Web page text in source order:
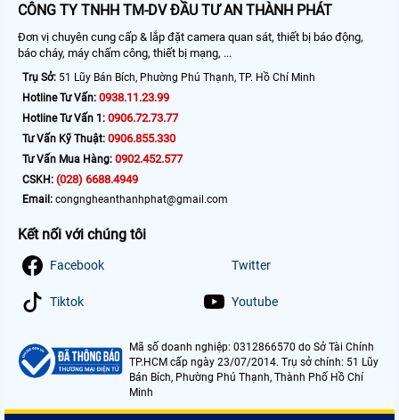
CÔNG TY TNHH TM-DV ĐẦU TƯ AN THÀNH PHÁT
Đơn vị chuyên cung cấp & lắp đặt camera quan sát, thiết bị báo động,
báo cháy, máy chấm công, thiết bị mạng, ...
Trụ Sở: 51 Lũy Bán Bích, Phường Phú Thạnh, TP. Hồ Chí Minh
Hotline Tư Vấn: 0938.11.23.99
Hotline Tư Vấn 1: 0906.72.73.77
Tư Vấn Kỹ Thuật: 0906.855.330
Tư Vấn Mua Hàng: 0902.452.577
CSKH: (028) 6688.4949
Email: congngheanthanhphat@gmail.com
Kết nối với chúng tôi
Facebook Twitter
Tiktok Youtube
Mã số doanh nghiệp: 0312866570 do Sở Tài Chính
TP.HCM cấp ngày 23/07/2014. Trụ sở chính: 51 Lũy
Bán Bích, Phường Phú Thạnh, Thành Phố Hồ Chí
Minh